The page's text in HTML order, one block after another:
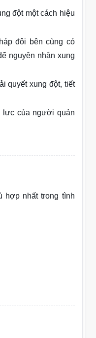
đột một cách hiệu
đôi bên cùng có
nguyên nhân xung
quyết xung đột, tiết
lực của người quản
hợp nhất trong tình